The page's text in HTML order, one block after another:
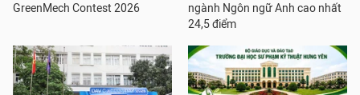
GreenMech Contest 2026
ngành Ngôn ngữ Anh cao nhất
24,5 điểm